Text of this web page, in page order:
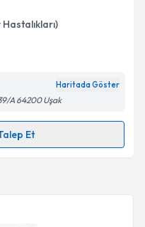
almanız için bir
ile bilgilendireceğiz.
ilişkin
verilerimin belirtilen
Haritada Göster
A 64200 Uşak
Et